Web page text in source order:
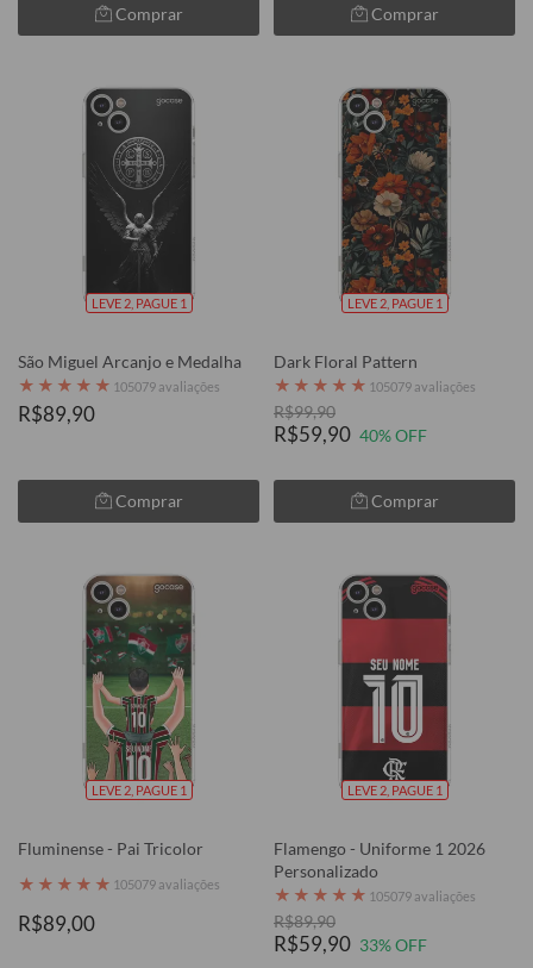
Comprar Comprar
LEVE 2, PAGUE 1
São Miguel Arcanjo e Medalha
★ ★ ★ ★ ★ 105079 avaliações
R$89,90
Comprar
LEVE 2, PAGUE 1
Dark Floral Pattern
★ ★ ★ ★ ★ 105079 avaliações
R$99,90
R$59,90 40% OFF
Comprar
LEVE 2, PAGUE 1
Fluminense - Pai Tricolor
★ ★ ★ ★ ★ 105079 avaliações
R$89,00
LEVE 2, PAGUE 1
Flamengo - Uniforme 1 2026
Personalizado
★ ★ ★ ★ ★ 105079 avaliações
R$89,90
R$59,90 33% OFF